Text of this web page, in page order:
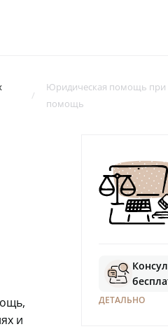
Юридическая помощь при
помощь
и
ДЕТАЛЬНО